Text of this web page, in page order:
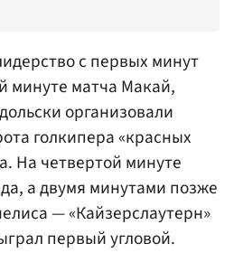
с первых минут
минуте матча Макай,
организовали
голкипера «красных
На четвертой минуте
а двумя минутами позже
— «Кайзерслаутерн»
первый угловой.